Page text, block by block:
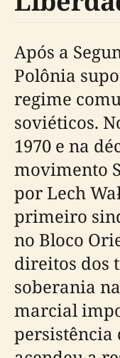
Após a
Polônia
regime
soviéticos.
1970 e na
movimento
por Lech
primeiro
no Bloco
direitos dos
soberania
marcial
persistência